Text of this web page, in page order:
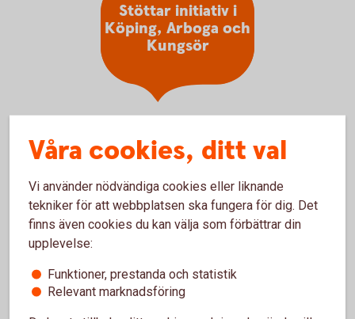
Stöttar initiativ i
Köping, Arboga och
Kungsör
Vårt samhällsengagemang
På Sparbanken Mälardalen är vi stolta över att kunna
säga att varje kund bidrar till vår samhällsnytta.
stöttar lokala projekt och initiativ som gör skillnad.
Tillsammans med våra ägarstiftelser investerar vi i
Våra cookies, ditt val
Vi använder nödvändiga cookies eller liknande
tekniker för att webbplatsen ska fungera för dig. Det
finns även cookies du kan välja som förbättrar din
upplevelse:
Funktioner, prestanda och statistik
Relevant marknadsföring